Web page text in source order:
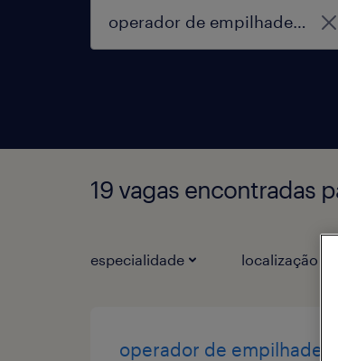
19 vagas encontradas
especialidade localização
operador de